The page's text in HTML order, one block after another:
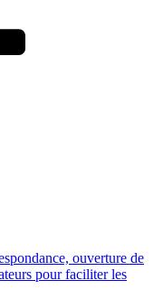
ouverture de
pour faciliter les